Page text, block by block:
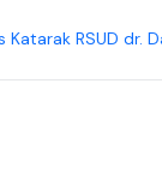
Katarak RSUD dr.